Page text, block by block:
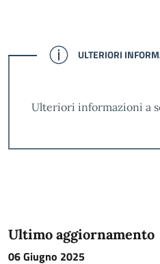
CONFERMATO
ULTERIORI
Ulteriori informazioni a
Ultimo aggiornamento
06 Giugno 2025